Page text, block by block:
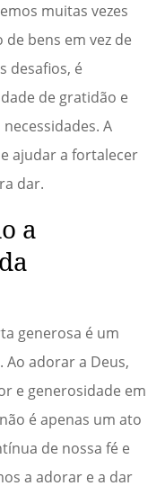
muitas vezes
bens em vez de
desafios, é
de gratidão e
A
ajudar a fortalecer
dar.
a
generosa é um
adorar a Deus,
e generosidade em
é apenas um ato
de nossa fé e
a adorar e a dar